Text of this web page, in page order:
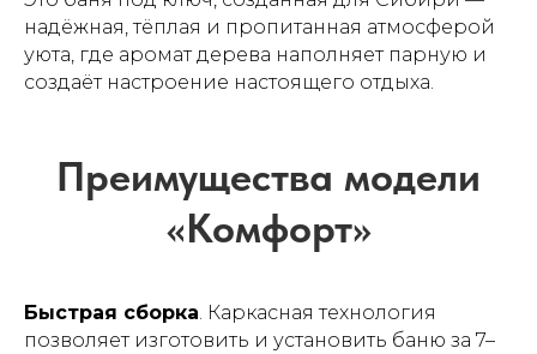
надёжная, тёплая и пропитанная атмосферой
уюта, где аромат дерева наполняет парную и
создаёт настроение настоящего отдыха.
Быстрая сборка. Каркасная технология
позволяет изготовить и установить баню за 7–